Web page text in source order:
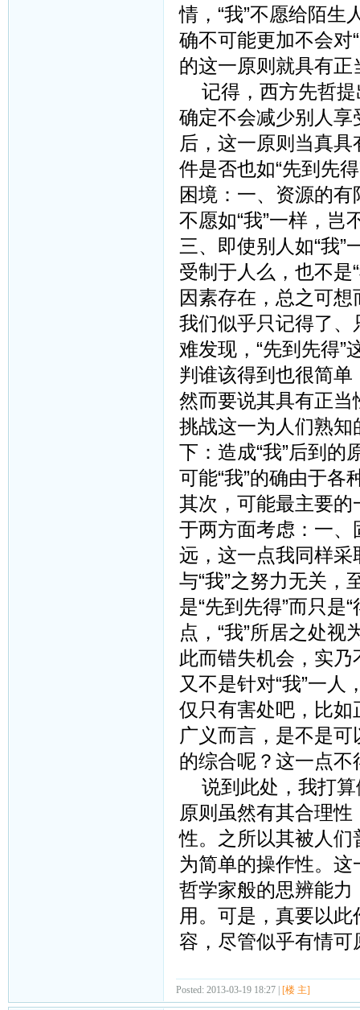
情，“我”不愿给陌生
确不可能更加不会对
的这一原则就具有正
记得，西方先哲提
确定不会减少别人
后，这一原则当真
件是否也如“先到先
困境：一、资源的
不愿如“我”一样，岂
三、即使别人如“我”
受制于人么，也不是
因素存在，总之可
我们似乎只记得了、
难发现，“先到先得
判谁该得到也很简
然而要说其具有正
挑战这一为人们熟
下：造成“我”后到
可能“我”的确由于
其次，可能最主要的
于两方面考虑：一
远，这一点我同样
与“我”之努力无关，
是“先到先得”而只是
点，“我”所居之处视
此而错失机会，实
又不是针对“我”一人
仅只有害处吧，比如
广义而言，是不是
的综合呢？这一点
说到此处，我打算
原则虽然有其合理
性。之所以其被人
为简单的操作性。
哲学家般的思辨能
用。可是，真要以
容，尽管似乎有情可
Posted: 2013-03-19 18:27 | [楼 主]